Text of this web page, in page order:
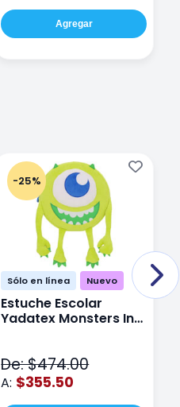
Agregar
-25%
Sólo en línea Nuevo
Estuche Escolar
Yadatex Monsters Inc
De: $474.00
A: $355.50